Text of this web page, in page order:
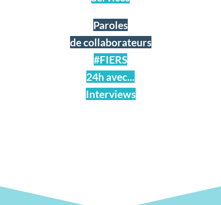
Paroles
de collaborateurs
#FIERS
24h avec...
Interviews